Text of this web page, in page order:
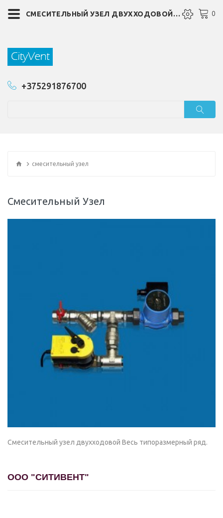
+375291876700
0
смесительный узел
Смесительный Узел
Смесительный узел двухходовой Весь типоразмерный ряд.
ООО "СИТИВЕНТ"
СМЕСИТЕЛЬНЫЙ УЗЕЛ ДВУХХОДОВОЙ СУ2, СМЕСИТЕЛЬНЫЙ УЗЕЛ ТРЕХХОДОВОЙ СУ3, СМЕСИТЕЛЬНЫЙ УЗЕЛ ТРЕХХОДОВОЙ СУ3А, СМЕСИТЕЛЬНЫЙ УЗЕЛ ТРЕХХОДОВОЙ СУ3В